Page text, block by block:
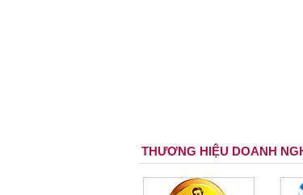
THƯƠNG HIỆU DOANH